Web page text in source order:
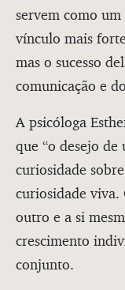
servem como
vínculo mais
mas o sucesso
comunicação e
A psicóloga
que “o desejo
curiosidade
curiosidade viva.
outro e a si
crescimento
conjunto.